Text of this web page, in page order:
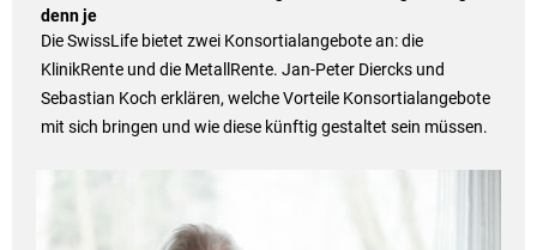
denn je
Die SwissLife bietet zwei Konsortialangebote an: die
KlinikRente und die MetallRente. Jan-Peter Diercks und
Sebastian Koch erklären, welche Vorteile Konsortialangebote
mit sich bringen und wie diese künftig gestaltet sein müssen.